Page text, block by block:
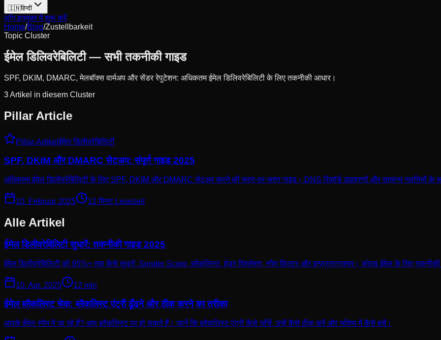
🇮🇳हिन्दी
लॉग इनमुफ़्त में शुरू करें
Home/Blog/Zustellbarkeit
Topic Cluster
ईमेल डिलिवरेबिलिटी — सभी तकनीकी गाइड
SPF, DKIM, DMARC, मेलबॉक्स वार्मअप और सेंडर रेपुटेशन: अधिकतम ईमेल डिलिवरेबिलिटी के लिए तकनीकी आधार।
3Artikel in diesem Cluster
Pillar Article
Pillar-Artikelईमेल डिलीवरेबिलिटी
SPF, DKIM और DMARC सेटअप: संपूर्ण गाइड 2025
अधिकतम ईमेल डिलीवरेबिलिटी के लिए SPF, DKIM और DMARC सेटअप करने की चरण-दर-चरण गाइड। DNS रिकॉर्ड उदाहरणों और सामान्य गलतियों के
10. Februar 2025 12 मिनटLesezeit
Alle Artikel
ईमेल डिलीवरेबिलिटी सुधारें: तकनीकी गाइड 2025
ईमेल डिलीवरेबिलिटी को 95%+ तक कैसे सुधारें: Sender Score, ब्लैकलिस्ट, हेडर विश्लेषण, स्पैम फ़िल्टर और इन्फ्रास्ट्रक्चर। कोल्ड ईमेल के लिए तकनीकी
10. Apr. 2025 12 min
ईमेल ब्लैकलिस्ट चेक: ब्लैकलिस्ट एंट्री ढूँढने और ठीक करने का तरीका
आपके ईमेल स्पैम में जा रहे हैं? आप ब्लैकलिस्ट पर हो सकते हैं। जानें कि ब्लैकलिस्ट एंट्री कैसे जाँचें, उन्हें कैसे ठीक करें और भविष्य में कैसे बचें।